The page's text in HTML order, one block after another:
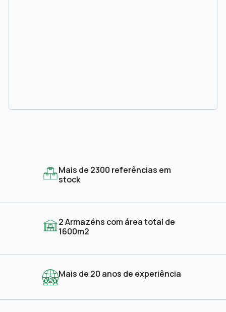
Mais de 2300 referências em
stock
2 Armazéns com área total de
1600m2
Mais de 20 anos de experiência